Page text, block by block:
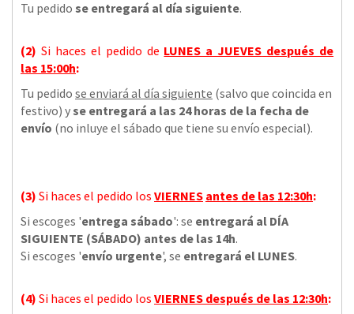
Tu pedido se entregará al día siguiente.
(2) Si haces el pedido de LUNES a JUEVES después de
las 15:00h:
Tu pedido se enviará al día siguiente (salvo que coincida en
festivo) yse entregará a las 24 horas de la fecha de
envío (no inluye el sábado que tiene su envío especial).
(3) Si haces el pedido los VIERNES antes de las 12:30h:
Si escoges 'entrega sábado': se entregará al DÍA
SIGUIENTE (SÁBADO) antes de las 14h.
Si escoges 'envío urgente', se entregará el LUNES.
(4) Si haces el pedido los VIERNES después de las 12:30h: